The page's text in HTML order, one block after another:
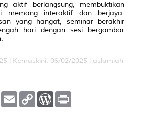
aktif berlangsung, membuktikan
memang interaktif dan berjaya.
yang hangat, seminar berakhir
hari dengan sesi bergambar
| Kemaskini: 06/02/2025 | aslamiah
L
E
m
C
W